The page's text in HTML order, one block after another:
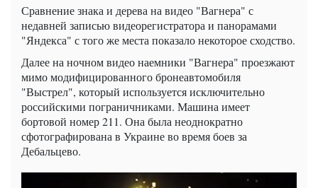
Сравнение знака и дерева на видео "Вагнера" с
недавней записью видеорегистратора и панорамами
"Яндекса" с того же места показало некоторое сходство.
Далее на ночном видео наемники "Вагнера" проезжают
мимо модифицированного бронеавтомобиля
"Выстрел", который используется исключительно
российскими пограничниками. Машина имеет
бортовой номер 211. Она была неоднократно
сфотографирована в Украине во время боев за
Дебальцево.